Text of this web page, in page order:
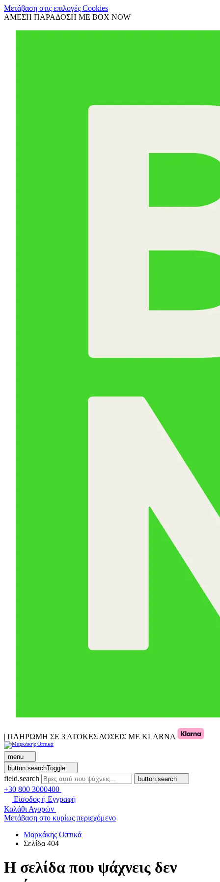
Μετάβαση στις επιλογές Cookies
ΑΜΕΣΗ ΠΑΡΑΔΟΣΗ ΜΕ BOX NOW
| ΠΛΗΡΩΜΗ ΣΕ 3 ΑΤΟΚΕΣ ΔΟΣΕΙΣ ΜΕ KLARNA
menu
button.searchToggle
field.search button.search
+30 800 3000400
Είσοδος ή Εγγραφή
Καλάθι Αγορών
Μετάβαση στο κυρίως περιεχόμενο
Μαρκάκης Οπτικά
Σελίδα 404
Η σελίδα που ψάχνεις δεν